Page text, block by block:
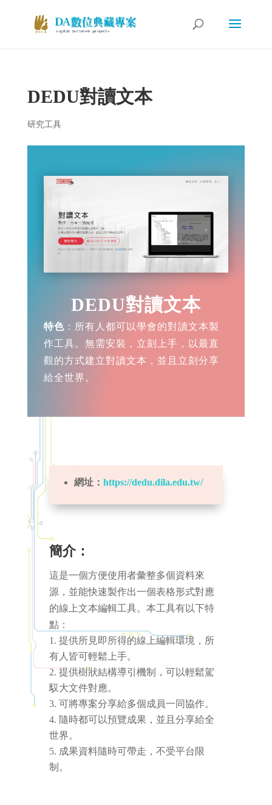
DEDU對讀文本
研究工具
DEDU對讀文本
特色：所有人都可以學會的對讀文本製
作工具。無需安裝，立刻上手，以最直
觀的方式建立對讀文本，並且立刻分享
給全世界。
網址： https://dedu.dila.edu.tw/
簡介：
這是一個方便使用者彙整多個資料來
源，並能快速製作出一個表格形式對應
的線上文本編輯工具。本工具有以下特
點：
提供所見即所得的線上編輯環境，所
有人皆可輕鬆上手。
提供樹狀結構導引機制，可以輕鬆駕
馭大文件對應。
可將專案分享給多個成員一同協作。
隨時都可以預覽成果，並且分享給全
世界。
成果資料隨時可帶走，不受平台限
制。